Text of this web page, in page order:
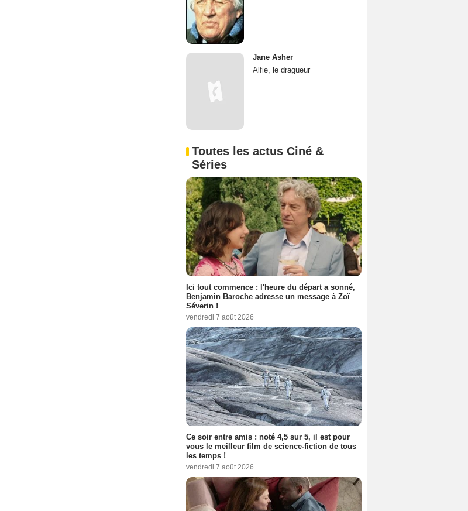
Jane Asher
Alfie, le dragueur
Toutes les actus Ciné &
Séries
Ici tout commence : l'heure du départ a sonné,
Benjamin Baroche adresse un message à Zoï
Séverin !
vendredi 7 août 2026
Ce soir entre amis : noté 4,5 sur 5, il est pour
vous le meilleur film de science-fiction de tous
les temps !
vendredi 7 août 2026